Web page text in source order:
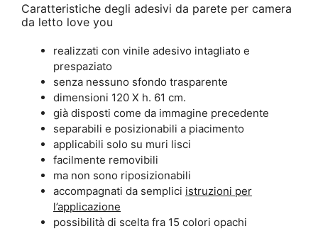
Caratteristiche degli adesivi da parete per camera
da letto love you
realizzati con vinile adesivo intagliato e
prespaziato
senza nessuno sfondo trasparente
dimensioni 120 X h. 61 cm.
già disposti come da immagine precedente
separabili e posizionabili a piacimento
applicabili solo su muri lisci
facilmente removibili
ma non sono riposizionabili
accompagnati da semplici istruzioni per
l’applicazione
possibilità di scelta fra 15 colori opachi